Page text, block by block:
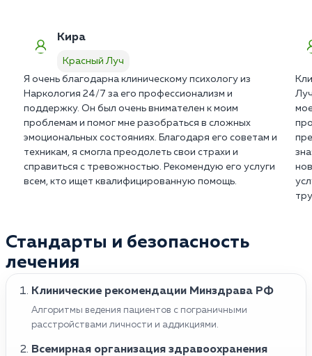
Кира
Красный Луч
Я очень благодарна клиническому психологу из
Наркология 24/7 за его профессионализм и
поддержку. Он был очень внимателен к моим
проблемам и помог мне разобраться в сложных
эмоциональных состояниях. Благодаря его советам и
техникам, я смогла преодолеть свои страхи и
справиться с тревожностью. Рекомендую его услуги
всем, кто ищет квалифицированную помощь.
Стандарты и безопасность
лечения
Клинические рекомендации Минздрава РФ
Алгоритмы ведения пациентов с пограничными
расстройствами личности и аддикциями.
Всемирная организация здравоохранения